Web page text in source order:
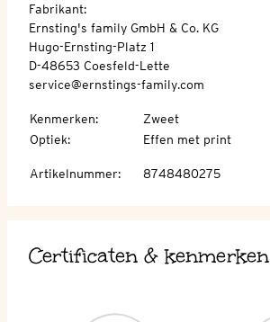
Fabrikant:
Ernsting's family GmbH & Co. KG
Hugo-Ernsting-Platz 1
D-48653 Coesfeld-Lette
service@ernstings-family.com
Kenmerken:
Zweet
Optiek: Effen met print
Artikelnummer: 8748480275
Certificaten & kenmerken